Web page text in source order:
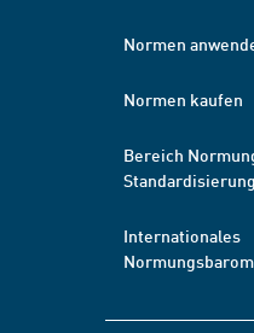
Normen
Normen kaufen
Bereich
Internationales